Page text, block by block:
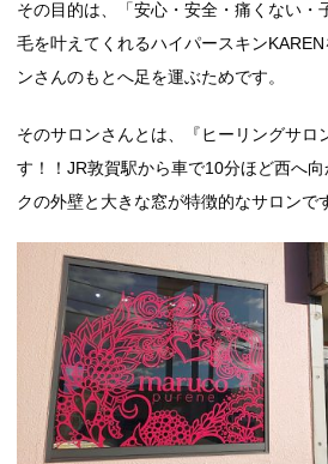
その目的は、「安心・安全・痛くない・
毛を叶えてくれるハイパースキン
ンさんのもとへ足を運ぶためです。
そのサロンさんとは、『ヒーリングサ
す！！JR敦賀駅から車で10分ほど西へ
クの外壁と大きな窓が特徴的なサロンで